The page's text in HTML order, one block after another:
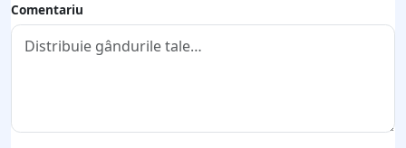
Comentariu